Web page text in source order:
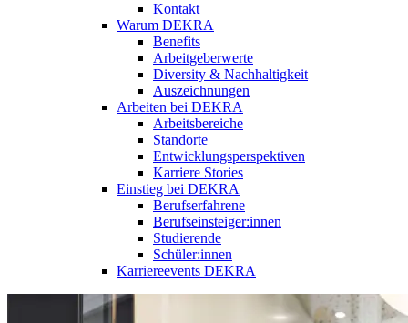
Kontakt
Warum DEKRA
Benefits
Arbeitgeberwerte
Diversity & Nachhaltigkeit
Auszeichnungen
Arbeiten bei DEKRA
Arbeitsbereiche
Standorte
Entwicklungsperspektiven
Karriere Stories
Einstieg bei DEKRA
Berufserfahrene
Berufseinsteiger:innen
Studierende
Schüler:innen
Karriereevents DEKRA